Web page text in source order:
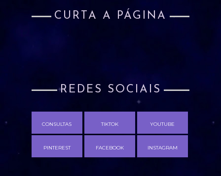
CURTA A PÁGINA
REDES SOCIAIS
CONSULTAS TIKTOK YOUTUBE
PINTEREST FACEBOOK INSTAGRAM